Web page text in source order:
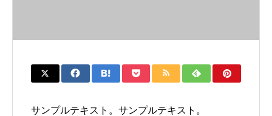
サンプルテキスト。サンプルテキスト。